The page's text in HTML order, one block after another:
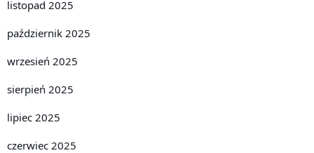
listopad 2025
październik 2025
wrzesień 2025
sierpień 2025
lipiec 2025
czerwiec 2025